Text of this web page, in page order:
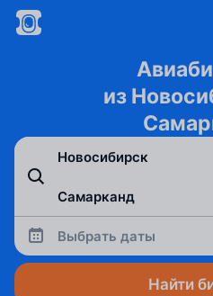
из
Выбрать даты
Найти